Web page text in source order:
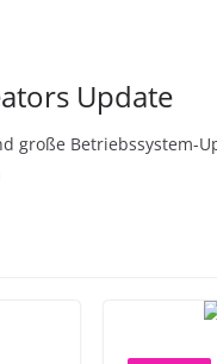
Update
große Betriebssystem-